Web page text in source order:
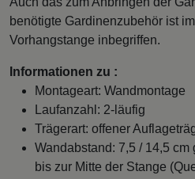
benötigte Gardinenzubehör ist
Vorhangstange inbegriffen.
Informationen zu :
Montageart: Wandmontage
Laufanzahl: 2-läufig
Trägerart: offener
Wandabstand: 7,5 / 14,5 cm
bis zur Mitte der Stange